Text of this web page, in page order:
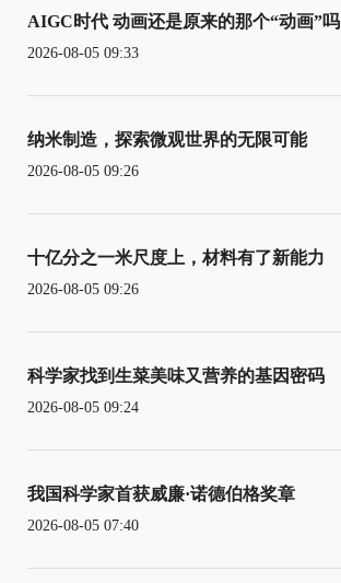
AIGC时代 动画还是原来的那个“动画”吗
2026-08-05 09:33
纳米制造，探索微观世界的无限可能
2026-08-05 09:26
十亿分之一米尺度上，材料有了新能力
2026-08-05 09:26
科学家找到生菜美味又营养的基因密码
2026-08-05 09:24
我国科学家首获威廉·诺德伯格奖章
2026-08-05 07:40